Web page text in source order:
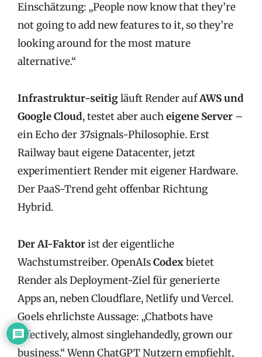
Einschätzung: „People now know that they’re
not going to add new features to it, so they’re
looking around for the most mature
alternative.“
Infrastruktur-seitigläuft Render aufAWS und
Google Cloud, testet aber aucheigene Server –
ein Echo der 37signals-Philosophie. Erst
Railway baut eigene Datacenter, jetzt
experimentiert Render mit eigener Hardware.
Der PaaS-Trend geht offenbar Richtung
Hybrid.
Der AI-Faktorist der eigentliche
Wachstumstreiber. OpenAIsCodexbietet
Render als Deployment-Ziel für generierte
Apps an, neben Cloudflare, Netlify und Vercel.
Goels ehrlichste Aussage: „Chatbots have
effectively, almost singlehandedly, grown our
business.“ Wenn ChatGPT Nutzern empfiehlt,